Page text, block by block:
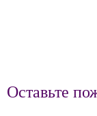
Оставьте